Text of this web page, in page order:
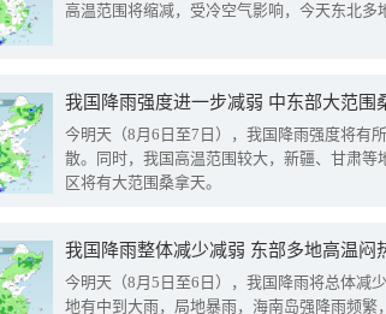
高温范围将缩减，受冷空气影响，今天东北多
今明天（8月6日至7日），我国降雨强度将有
散。同时，我国高温范围较大，新疆、甘肃等
区将有大范围桑拿天。
我国降雨整体减少减弱 东部多地高温闷
今明天（8月5日至6日），我国降雨将总体减
地有中到大雨，局地暴雨，海南岛强降雨频繁